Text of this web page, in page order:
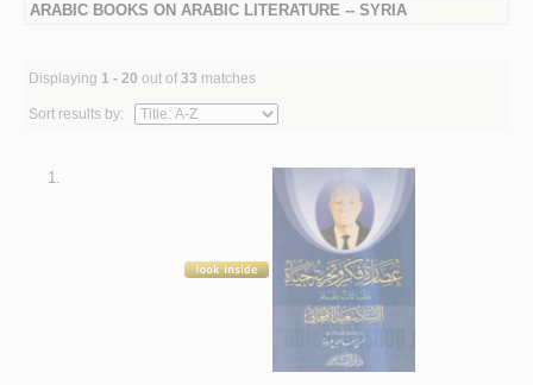
ARABIC BOOKS ON ARABIC LITERATURE -- SYRIA
Displaying 1 - 20 out of 33 matches
Sort results by:
1.